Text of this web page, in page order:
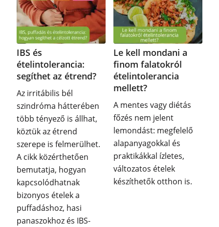
IBS és
ételintolerancia:
segíthet az étrend?
Az irritábilis bél
szindróma hátterében
több tényező is állhat,
köztük az étrend
szerepe is felmerülhet.
A cikk közérthetően
bemutatja, hogyan
kapcsolódhatnak
bizonyos ételek a
puffadáshoz, hasi
panaszokhoz és IBS-
Le kell mondani a
finom falatokról
ételintolerancia
mellett?
A mentes vagy diétás
főzés nem jelent
lemondást: megfelelő
alapanyagokkal és
praktikákkal ízletes,
változatos ételek
készíthetők otthon is.